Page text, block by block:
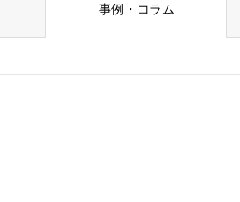
事例・コラム